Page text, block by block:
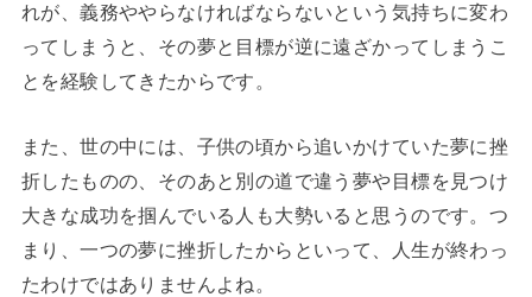
れが、義務ややらなければならないという気持ちに変わ
ってしまうと、その夢と目標が逆に遠ざかってしまうこ
とを経験してきたからです。
また、世の中には、子供の頃から追いかけていた夢に挫
折したものの、そのあと別の道で違う夢や目標を見つけ
大きな成功を掴んでいる人も大勢いると思うのです。つ
まり、一つの夢に挫折したからといって、人生が終わっ
たわけではありませんよね。